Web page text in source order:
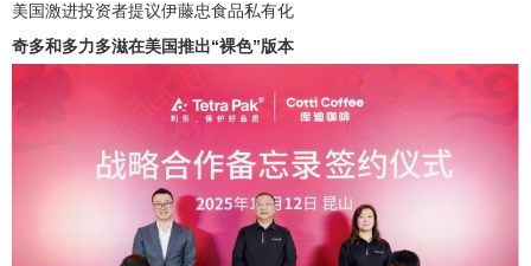
美国激进投资者提议伊藤忠食品私有化
奇多和多力多滋在美国推出“裸色”版本